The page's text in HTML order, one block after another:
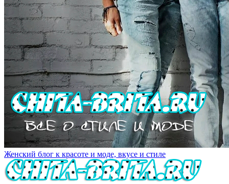
Женский блог к красоте и моде, вкусе и стиле